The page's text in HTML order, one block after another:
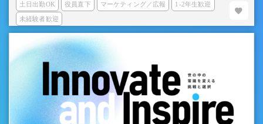
土日出勤OK 役員直下 マーケティング／広報 1-2年生歓迎
未経験者歓迎